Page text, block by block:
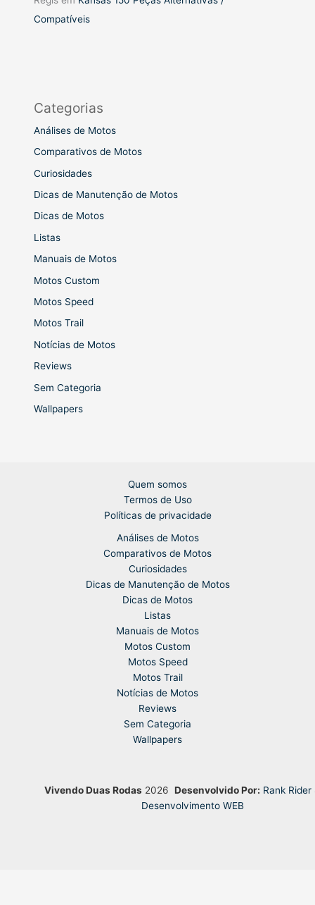
Compatíveis
Categorias
Análises de Motos
Comparativos de Motos
Curiosidades
Dicas de Manutenção de Motos
Dicas de Motos
Listas
Manuais de Motos
Motos Custom
Motos Speed
Motos Trail
Notícias de Motos
Reviews
Sem Categoria
Wallpapers
Quem somos
Termos de Uso
Políticas de privacidade
Análises de Motos
Comparativos de Motos
Curiosidades
Dicas de Manutenção de Motos
Dicas de Motos
Listas
Manuais de Motos
Motos Custom
Motos Speed
Motos Trail
Notícias de Motos
Reviews
Sem Categoria
Wallpapers
Vivendo Duas Rodas2026 Desenvolvido Por: Rank Rider
Desenvolvimento WEB